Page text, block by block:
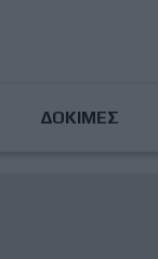
ΔΟΚΙΜΕΣ